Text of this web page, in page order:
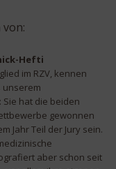
Hefti
im RZV, kennen
unserem
Sie hat die beiden
gewonnen
Jahr Teil der Jury sein.
aber schon seit